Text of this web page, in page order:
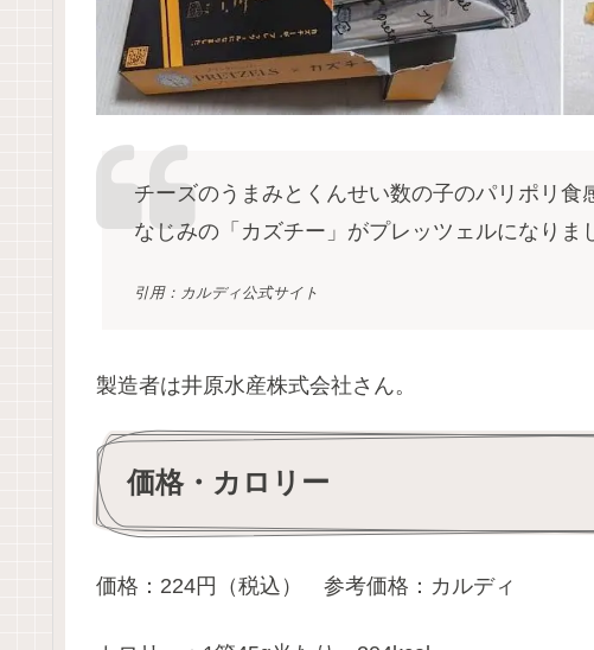
チーズのうまみとくんせい数の子のパリポリ
なじみの「カズチー」がプレッツェルになりま
引用：カルディ公式サイト
製造者は井原水産株式会社さん。
価格・カロリー
価格：224円（税込） 参考価格：カルディ